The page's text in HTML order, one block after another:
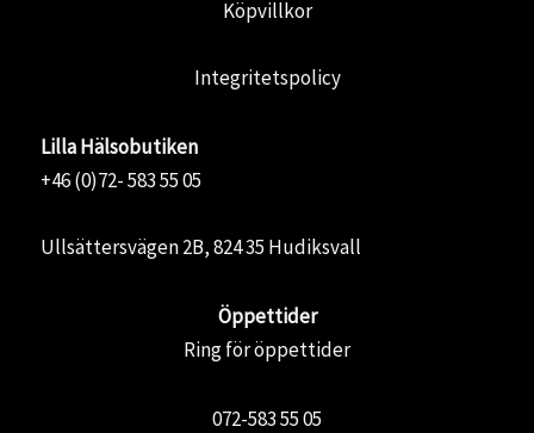
Köpvillkor
Integritetspolicy
Lilla Hälsobutiken
+46 (0)72- 583 55 05
Ullsättersvägen 2B, 824 35 Hudiksvall
Öppettider
Ring för öppettider
072-583 55 05